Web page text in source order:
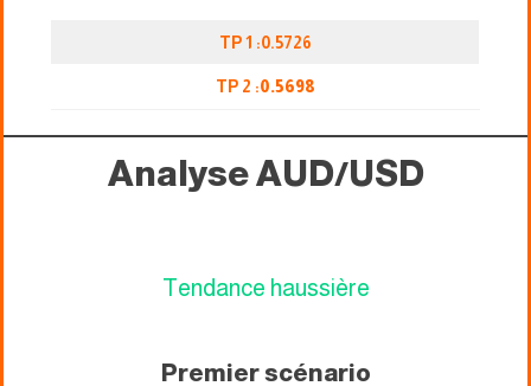
TP 1 :0.5726
TP 2 :0.5698
Analyse AUD/USD
Tendance haussière
Premier scénario